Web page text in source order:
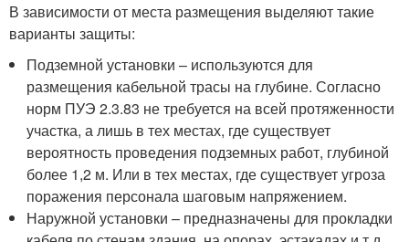
В зависимости от места размещения выделяют такие
варианты защиты:
Подземной установки – используются для
размещения кабельной трасы на глубине. Согласно
норм ПУЭ 2.3.83 не требуется на всей протяженности
участка, а лишь в тех местах, где существует
вероятность проведения подземных работ, глубиной
более 1,2 м. Или в тех местах, где существует угроза
поражения персонала шаговым напряжением.
Наружной установки – предназначены для прокладки